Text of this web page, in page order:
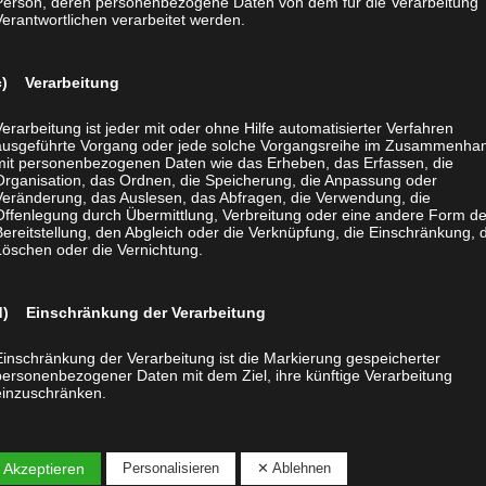
süß oder sympathisch finden, ob sie lange oder kurze
sind. Tiere sind wie wir leidensfähige Wesen und haben daher
zu werden.
Nächster
verarbeitet werden.
Verarbeitung
ist jeder mit oder ohne Hilfe automatisierter Verfahren
Vorgang oder jede solche Vorgangsreihe im
personenbezogenen Daten wie das Erheben, das Erfassen, die
das Ordnen, die Speicherung, die Anpassung oder
das Auslesen, das Abfragen, die Verwendung, die
durch Übermittlung, Verbreitung oder eine andere Form
den Abgleich oder die Verknüpfung, die Einschränkung,
oder die Vernichtung.
Einschränkung der Verarbeitung
der Verarbeitung ist die Markierung gespeicherter
Daten mit dem Ziel, ihre künftige Verarbeitung
Profiling
Personalisieren ✕ Ablehnen